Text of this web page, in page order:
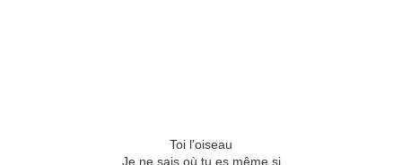
Toi l’oiseau
Je ne sais où tu es même si